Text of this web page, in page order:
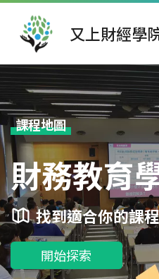
跳
內
容
又上財經學
課程地圖
財務教育
找到適合你的課
開始探索